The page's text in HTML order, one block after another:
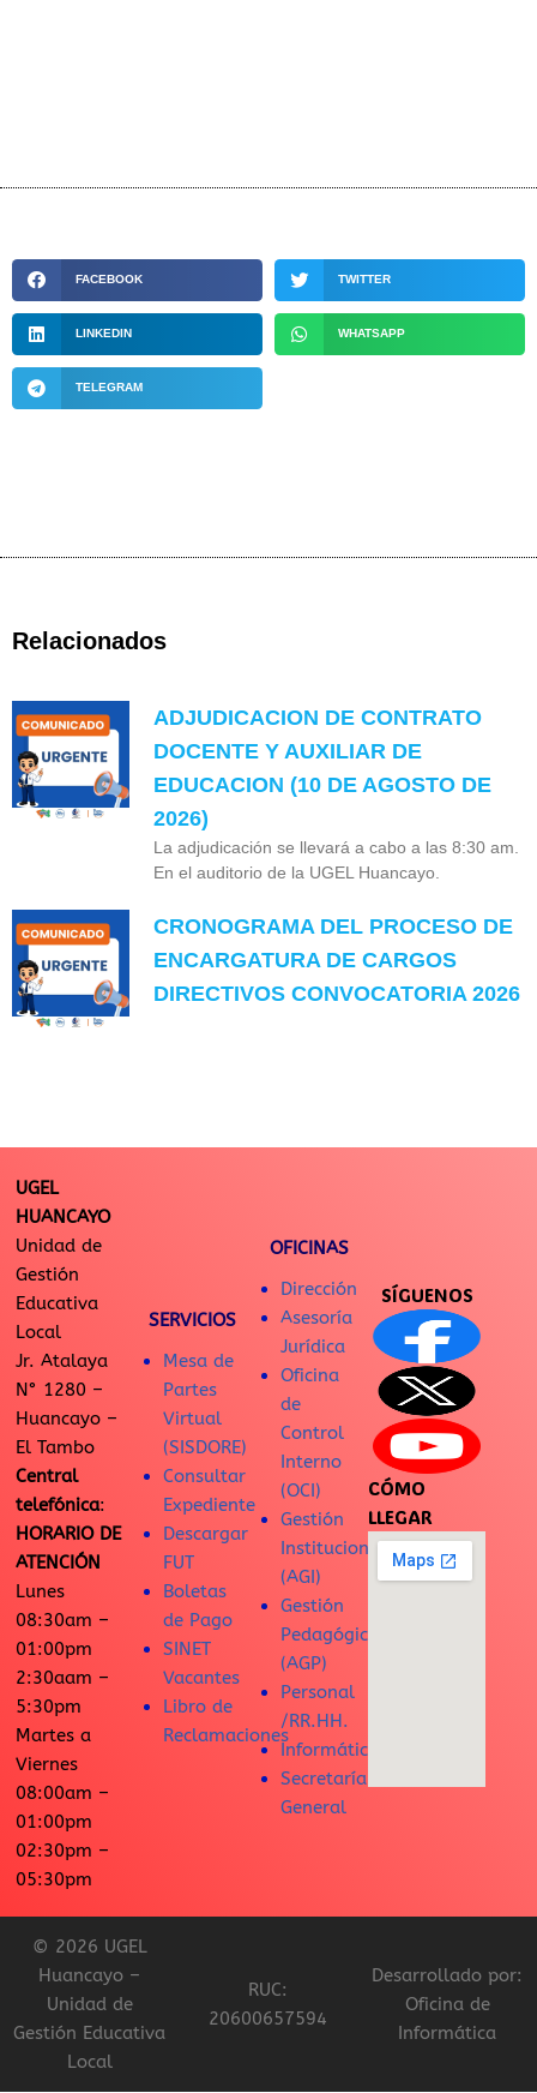
FACEBOOK TWITTER
LINKEDIN WHATSAPP
TELEGRAM
Relacionados
ADJUDICACION DE CONTRATO
DOCENTE Y AUXILIAR DE
EDUCACION (10 DE AGOSTO DE
2026)
La adjudicación se llevará a cabo a las 8:30 am.
En el auditorio de la UGEL Huancayo.
CRONOGRAMA DEL PROCESO DE
ENCARGATURA DE CARGOS
DIRECTIVOS CONVOCATORIA 2026
UGEL
HUANCAYO
Unidad de
Gestión
Educativa
Local
Jr. Atalaya
N° 1280 –
Huancayo –
El Tambo
Central
telefónica:
HORARIO DE
ATENCIÓN
Lunes
08:30am –
01:00pm
2:30aam –
5:30pm
Martes a
Viernes
08:00am –
01:00pm
02:30pm –
05:30pm
SERVICIOS
Mesa de
Partes
Virtual
(SISDORE)
Consultar
Expediente
Descargar
FUT
Boletas
de Pago
SINET
Vacantes
Libro de
Reclamaciones
OFICINAS
Dirección
Asesoría
Jurídica
Oficina
de
Control
Interno
(OCI)
Gestión
Institucional
(AGI)
Gestión
Pedagógica
(AGP)
Personal
/RR.HH.
Informática
Secretaría
General
SÍGUENOS
CÓMO
LLEGAR
© 2026 UGEL
Huancayo –
Unidad de
Gestión Educativa
Local
RUC:
20600657594
Desarrollado por:
Oficina de
Informática